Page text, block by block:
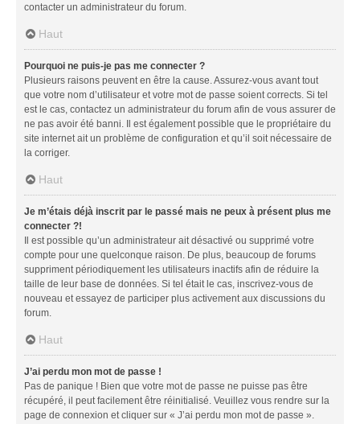
contacter un administrateur du forum.
Haut
Pourquoi ne puis-je pas me connecter ?
Plusieurs raisons peuvent en être la cause. Assurez-vous avant tout
que votre nom d’utilisateur et votre mot de passe soient corrects. Si tel
est le cas, contactez un administrateur du forum afin de vous assurer de
ne pas avoir été banni. Il est également possible que le propriétaire du
site internet ait un problème de configuration et qu’il soit nécessaire de
la corriger.
Haut
Je m’étais déjà inscrit par le passé mais ne peux à présent plus me
connecter ?!
Il est possible qu’un administrateur ait désactivé ou supprimé votre
compte pour une quelconque raison. De plus, beaucoup de forums
suppriment périodiquement les utilisateurs inactifs afin de réduire la
taille de leur base de données. Si tel était le cas, inscrivez-vous de
nouveau et essayez de participer plus activement aux discussions du
forum.
Haut
J’ai perdu mon mot de passe !
Pas de panique ! Bien que votre mot de passe ne puisse pas être
récupéré, il peut facilement être réinitialisé. Veuillez vous rendre sur la
page de connexion et cliquer sur « J’ai perdu mon mot de passe ».